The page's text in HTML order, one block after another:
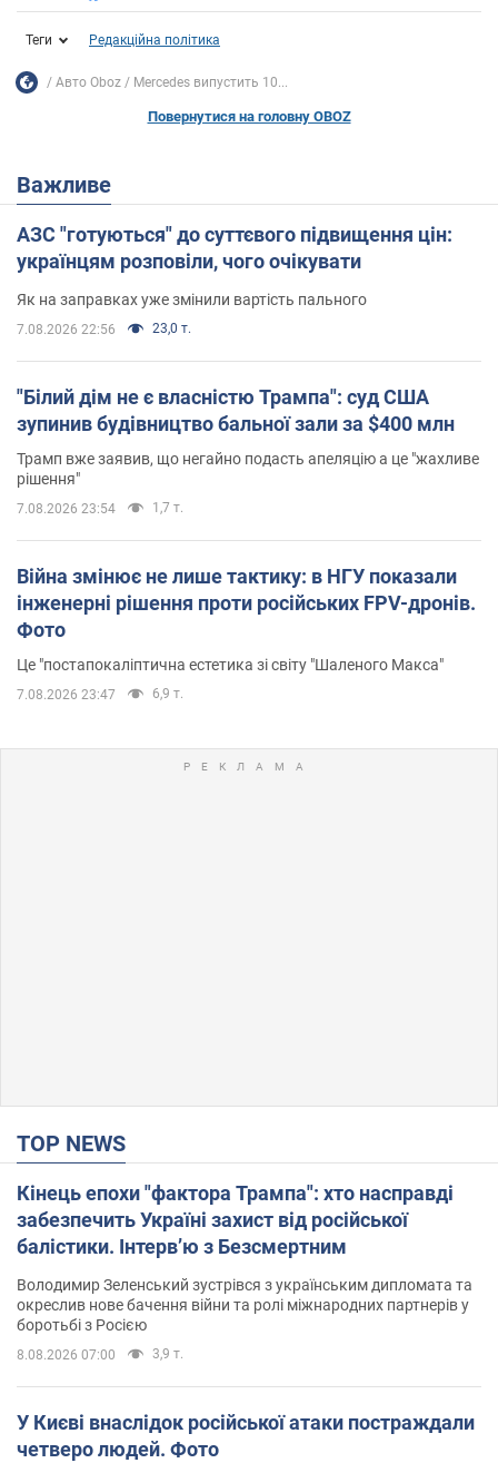
Теги Редакційна політика
Авто Oboz Mercedes випустить 10...
Повернутися на головну OBOZ
Важливе
АЗС "готуються" до суттєвого підвищення цін:
українцям розповіли, чого очікувати
Як на заправках уже змінили вартість пального
7.08.2026 22:56 23,0 т.
"Білий дім не є власністю Трампа": суд США
зупинив будівництво бальної зали за $400 млн
Трамп вже заявив, що негайно подасть апеляцію а це "жахливе
рішення"
7.08.2026 23:54 1,7 т.
Війна змінює не лише тактику: в НГУ показали
інженерні рішення проти російських FPV-дронів.
Фото
Це "постапокаліптична естетика зі світу "Шаленого Макса"
7.08.2026 23:47 6,9 т.
TOP NEWS
Кінець епохи "фактора Трампа": хто насправді
забезпечить Україні захист від російської
балістики. Інтерв’ю з Безсмертним
Володимир Зеленський зустрівся з українським дипломата та
окреслив нове бачення війни та ролі міжнародних партнерів у
боротьбі з Росією
8.08.2026 07:00 3,9 т.
У Києві внаслідок російської атаки постраждали
четверо людей. Фото